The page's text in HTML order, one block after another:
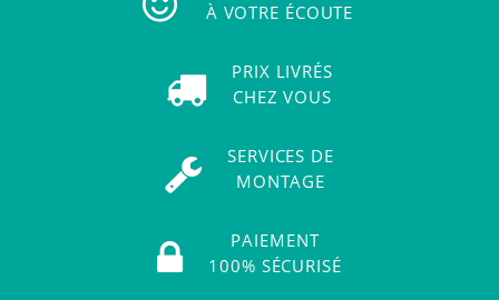
À VOTRE ÉCOUTE
PRIX LIVRÉS
CHEZ VOUS
SERVICES DE
MONTAGE
PAIEMENT
100% SÉCURISÉ